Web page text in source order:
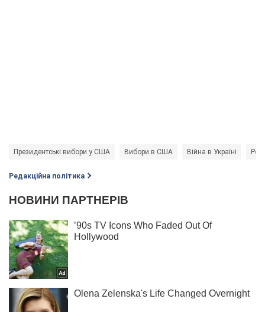
Президентські вибори у США Вибори в США Війна в Україні
Редакційна політика